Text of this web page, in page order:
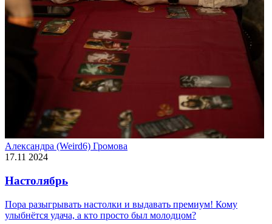
Александра (Weird6) Громова
17.11 2024
Настолябрь
Пора разыгрывать настолки и выдавать премиум! Кому
улыбнётся удача, а кто просто был молодцом?